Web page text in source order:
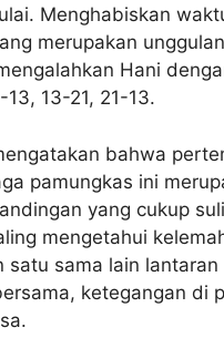
Menghabiskan
merupakan
Hani
13, 13-21, 21-13.
bahwa
pamungkas ini
yang cukup
mengetahui
satu sama lain lantaran
ketegangan di